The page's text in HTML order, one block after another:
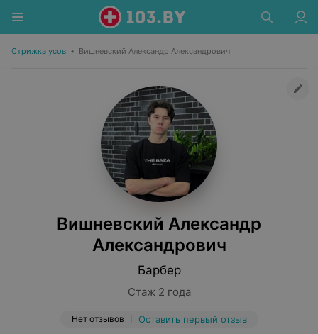
Стрижка усов • Вишневский Александр Александрович
Вишневский Александр
Александрович
Барбер
Стаж 2 года
Нет отзывов Оставить первый отзыв